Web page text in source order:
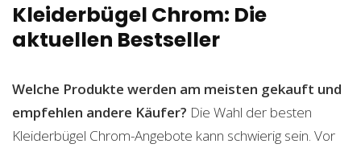
Kleiderbügel Chrom: Die
aktuellen Bestseller
Welche Produkte werden am meisten gekauft und
empfehlen andere Käufer? Die Wahl der besten
Kleiderbügel Chrom-Angebote kann schwierig sein. Vor